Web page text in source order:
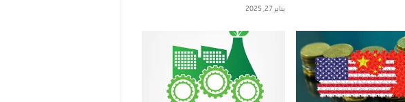
يناير 27, 2025